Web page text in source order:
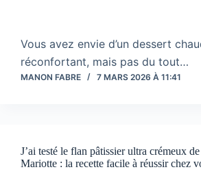
Vous avez envie d’un dessert
réconfortant, mais pas du tout…
MANON FABRE 7 MARS 2026 À 11:41
J’ai testé le flan pâtissier ultra crémeux
Mariotte : la recette facile à réussir chez